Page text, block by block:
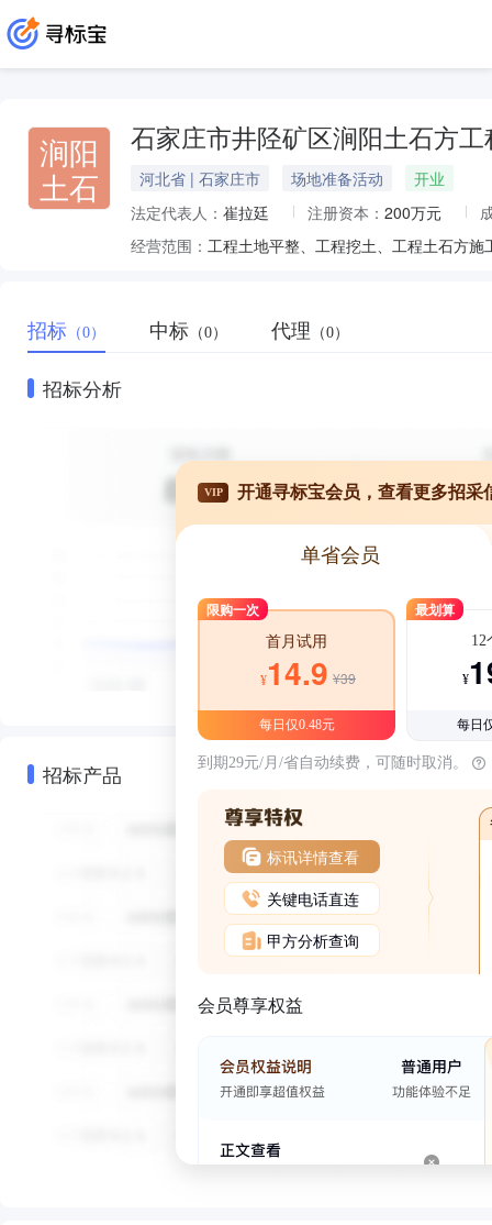
涧阳
土石
石家庄市井陉矿区涧阳土石方工
河北省 | 石家庄市 场地准备活动
开业
法定代表人： 崔拉廷 注册资本： 200万元
经营范围：
招标 （0） 中标 （0） 代理 （0）
招标分析
招标产品
VIP 开通寻标宝会员，查看更多招采
单省会员
限购一次
首月试用
¥14.9 ¥39
每日仅0.48元
最划算
12
¥
每日
到期29元/月/省自动续费，可随时取消。
标讯详情查看
关键电话直连
甲方分析查询
会员尊享权益